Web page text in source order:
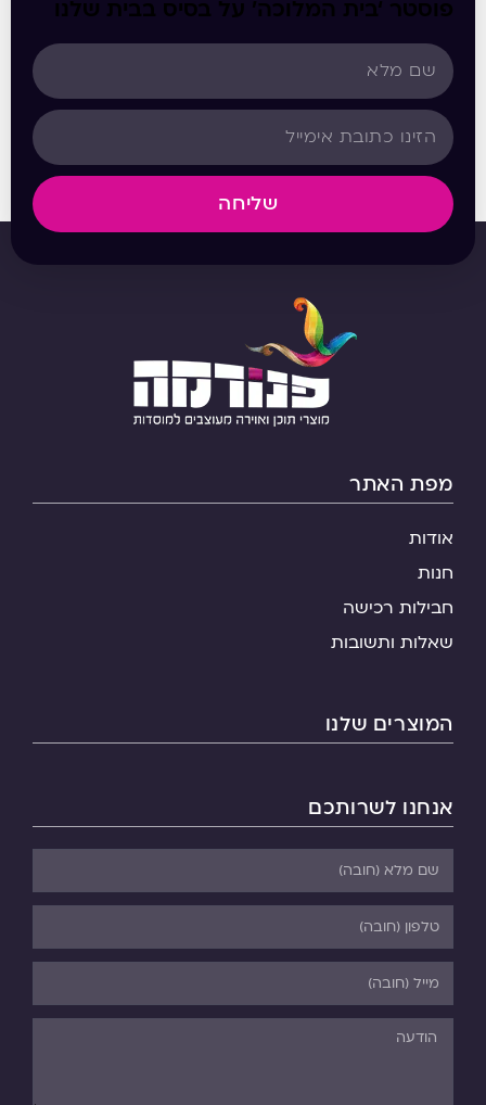
פוסטר ‘בית המלוכה’ על בסיס בבית שלנו
שליחה
מפת האתר
אודות
חנות
חבילות רכישה
שאלות ותשובות
המוצרים שלנו
אנחנו לשרותכם